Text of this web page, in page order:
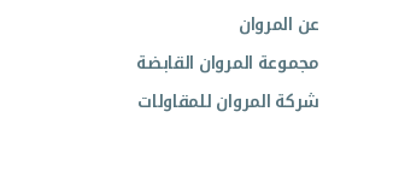
عن المروان
مجموعة المروان القابضة
شركة المروان للمقاولات